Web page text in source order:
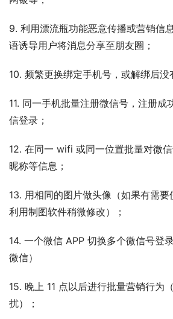
9. 利用漂流瓶功能恶意传播或营销信
语诱导用户将消息分享至朋友圈；
10. 频繁更换绑定手机号，或解绑后没
11. 同一手机批量注册微信号，注册成
信登录；
12. 在同一 wifi 或同一位置批量对微信
昵称等信息；
13. 用相同的图片做头像（如果有需
利用制图软件稍微修改）；
14. 一个微信 APP 切换多个微信号登
微信）
15. 晚上 11 点以后进行批量营销行为
扰）；